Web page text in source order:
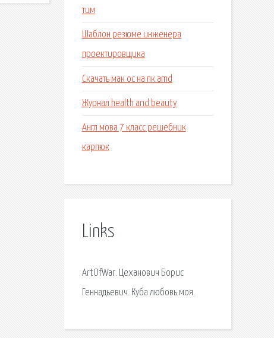
тим
Шаблон резюме инженера
проектировщика
Скачать мак ос на пк amd
Журнал health and beauty
Англ мова 7 класс решебник
карпюк
Links
ArtOfWar. Цеханович Борис
Геннадьевич. Куба любовь моя.